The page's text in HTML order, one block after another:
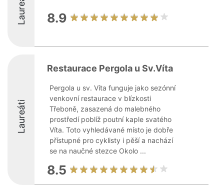
Laureáti 8.9
Laureáti
Restaurace Pergola u Sv.Víta
Pergola u sv. Víta funguje jako sezónní
venkovní restaurace v blízkosti
Třeboně, zasazená do malebného
prostředí poblíž poutní kaple svatého
Víta. Toto vyhledávané místo je dobře
přístupné pro cyklisty i pěší a nachází
se na naučné stezce Okolo ...
8.5